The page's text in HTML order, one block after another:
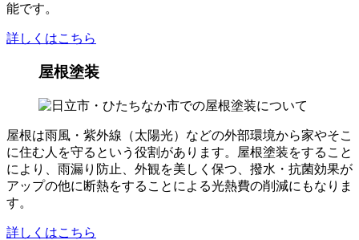
能です。
詳しくはこちら
屋根塗装
屋根は雨風・紫外線（太陽光）などの外部環境から家やそこ
に住む人を守るという役割があります。屋根塗装をすること
により、雨漏り防止、外観を美しく保つ、撥水・抗菌効果が
アップの他に断熱をすることによる光熱費の削減にもなりま
す。
詳しくはこちら